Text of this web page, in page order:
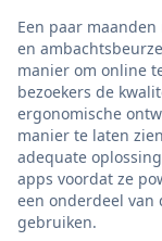
Een paar
en
manier om online
bezoekers de
ergonomische
manier te laten
adequate
apps voordat ze
een onderdeel van
gebruiken.